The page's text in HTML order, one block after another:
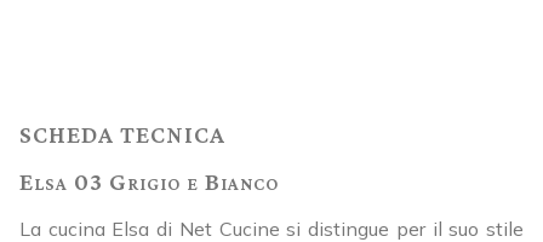
SCHEDA TECNICA
Elsa 03 Grigio e Bianco
La cucina Elsa di Net Cucine si distingue per il suo stile